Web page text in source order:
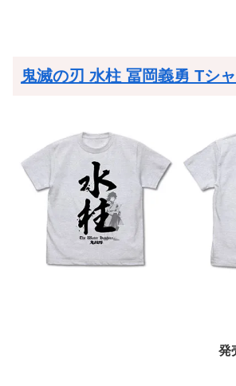
鬼滅の刃 水柱 冨岡義勇 Tシ
発